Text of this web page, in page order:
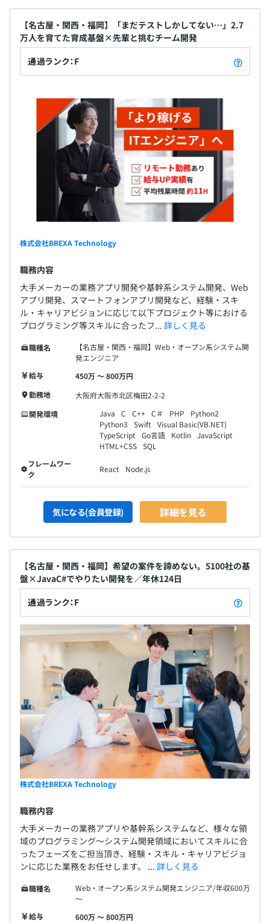
【名古屋・関西・福岡】「まだテストしかしてない…」2.7
万人を育てた育成基盤×先輩と挑むチーム開発
通過ランク：F
株式会社BREXA Technology
職務内容
大手メーカーの業務アプリ開発や基幹系システム開発、Web
アプリ開発、スマートフォンアプリ開発など、経験・スキ
ル・キャリアビジョンに応じて以下プロジェクト等における
プログラミング等スキルに合ったフ... 詳しく見る
職種名
【名古屋・関西・福岡】Web・オープン系システム開
発エンジニア
給与
450万 〜 800万円
勤務地
大阪府大阪市北区梅田2-2-2
開発環境
Java C C++ C＃ PHP
Python2
Python3
Swift
Visual Basic(VB.NET)
TypeScript
Go言語 Kotlin JavaScript
HTML+CSS SQL
フレームワー
ク
React Node.js
気になる(会員登録) 詳細を見る
【名古屋・関西・福岡】希望の案件を諦めない。5100社の基
盤×JavaC#でやりたい開発を／年休124日
通過ランク：F
株式会社BREXA Technology
職務内容
大手メーカーの業務アプリや基幹系システムなど、様々な領
域のプログラミング～システム開発領域においてスキルに合
ったフェーズをご担当頂き、経験・スキル・キャリアビジョ
ンに応じた業務をお任せします。 ... 詳しく見る
職種名
Web・オープン系システム開発エンジニア/年収600万
～
給与
600万 〜 800万円